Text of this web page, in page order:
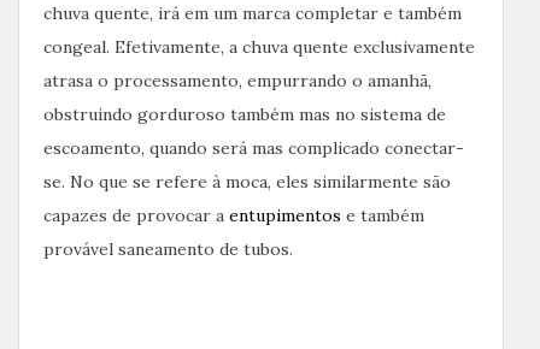
chuva quente, irá em um marca completar e também
congeal. Efetivamente, a chuva quente exclusivamente
atrasa o processamento, empurrando o amanhã,
obstruindo gorduroso também mas no sistema de
escoamento, quando será mas complicado conectar-
se. No que se refere à moca, eles similarmente são
capazes de provocar a entupimentos e também
provável saneamento de tubos.